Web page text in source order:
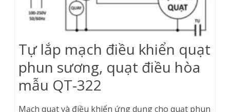
Tự lắp mạch điều khiển quạt
phun sương, quạt điều hòa
mẫu QT-322
Mạch quạt và điều khiển ứng dụng cho quạt phun